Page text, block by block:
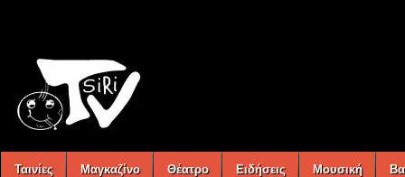
Ταινίες Μαγκαζίνο Θέατρο Ειδήσεις Μουσική